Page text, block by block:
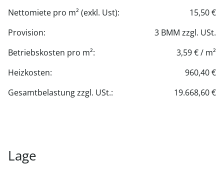
Nettomiete pro m² (exkl. Ust):
15,50 €
Provision:
3 BMM zzgl. USt.
Betriebskosten pro m²:
3,59 € / m²
Heizkosten:
960,40 €
Gesamtbelastung zzgl. USt.:
19.668,60 €
Lage